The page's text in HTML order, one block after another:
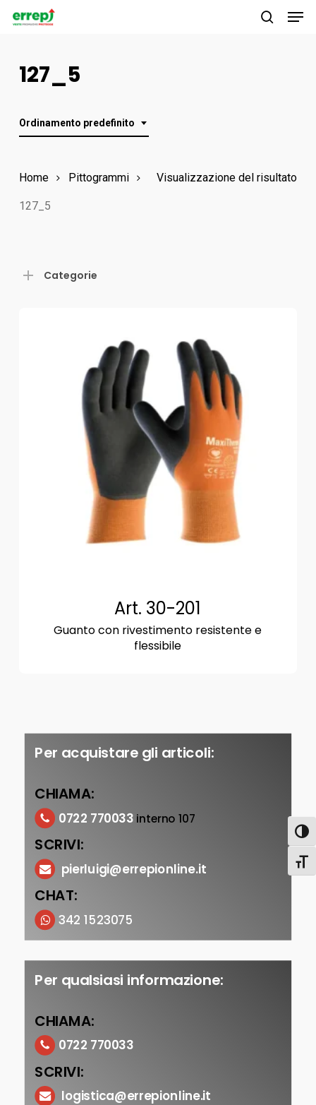
Skip
content127_5
Ordinamento predefinito
Visualizzazione del risultato
Home Pittogrammi
127_5
Categorie
Art. 30-201
Guanto con rivestimento resistente e
flessibile
Per acquistare gli articoli:
CHIAMA:
0722 770033 interno 107
SCRIVI:
pierluigi@errepionline.it
CHAT:
342 1523075
Per qualsiasi informazione:
CHIAMA:
0722 770033
SCRIVI:
logistica@errepionline.it